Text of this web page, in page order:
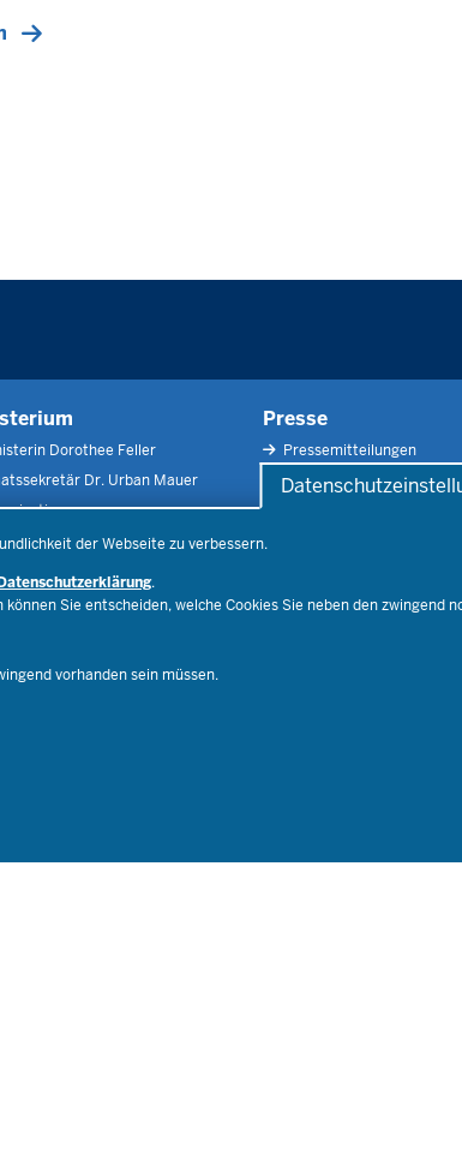
der Webseite zu verbessern.
.
Sie entscheiden, welche Cookies Sie neben den zwingend
vorhanden sein müssen.
Dorothee Feller
Dr. Urban Mauer
Government
Presse
Pressemitteilungen
Pressefotos